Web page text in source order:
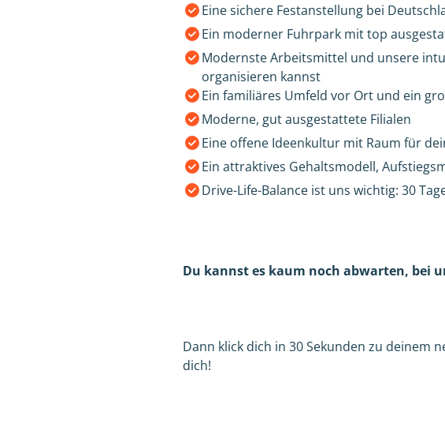
Eine sichere Festanstellung bei
Ein moderner Fuhrpark mit top
Modernste Arbeitsmittel und unsere
organisieren kannst
Ein familiäres Umfeld vor Ort und ein
Moderne, gut ausgestattete Filialen
Eine offene Ideenkultur mit Raum für
Ein attraktives Gehaltsmodell,
Drive-Life-Balance ist uns wichtig: 30
Du kannst es kaum noch abwarten, bei
Dann klick dich in 30 Sekunden zu deinem
dich!